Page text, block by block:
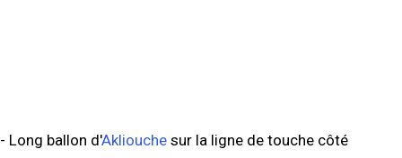
- Long ballon d'Akliouche sur la ligne de touche côté